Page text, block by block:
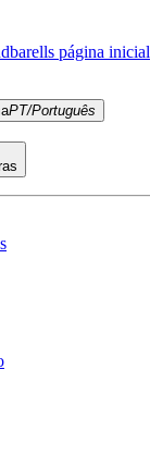
página inicial
PT/Português